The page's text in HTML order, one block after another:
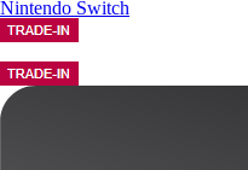
Nintendo Switch